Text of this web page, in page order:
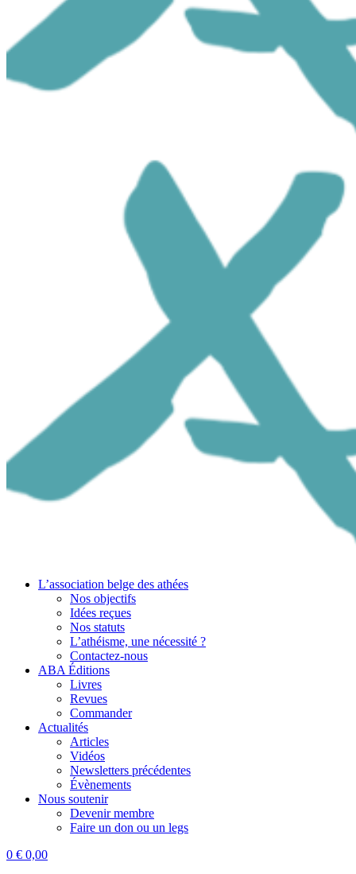
L’association belge des athées
Nos objectifs
Idées reçues
Nos statuts
L’athéisme, une nécessité ?
Contactez-nous
ABA Éditions
Livres
Revues
Commander
Actualités
Articles
Vidéos
Newsletters précédentes
Évènements
Nous soutenir
Devenir membre
Faire un don ou un legs
0 € 0,00